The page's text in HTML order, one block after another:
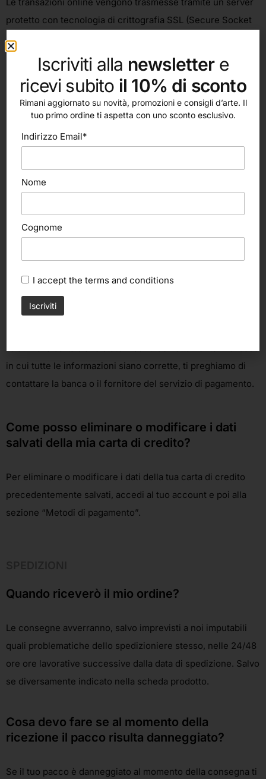
protetto con tecnologia di crittografia SSL (Secure Socket
Layer).
PAGAMENTI
Quali sono i metodi di pagamento accettati?
negozio online sono le principali carte di credito e di debito
(Visa, Mastercard, Maestro, American Express, Diners Club,
strumenti di pagamento vengono rifiutati al
momento dell’acquisto?
Se ricevi una notifica con la quale si comunica che il
in cui tutte le informazioni siano corrette, ti preghiamo di
contattare la banca o il fornitore del servizio di pagamento.
Come posso eliminare o modificare i dati
salvati della mia carta di credito?
Per eliminare o modificare i dati della tua carta di credito
precedentemente salvati, accedi al tuo account e poi alla
sezione “Metodi di pagamento”.
Quando riceverò il mio ordine?
Le consegne avverranno, salvo imprevisti a noi imputabili
quali problematiche dello spedizioniere stesso, nelle 24/48
ore ore lavorative successive dalla data di spedizione. Salvo
se diversamente indicato nella scheda prodotto.
Cosa devo fare se al momento della
ricezione il pacco risulta danneggiato?
Se il tuo pacco è danneggiato al momento della consegna ti
Iscriviti alla newslettere
ricevi subito il 10% di sconto
Rimani aggiornato su novità, promozioni e consigli d’arte. Il
tuo primo ordine ti aspetta con uno sconto esclusivo.
Indirizzo Email*
Nome
Cognome
I accept the terms and conditions